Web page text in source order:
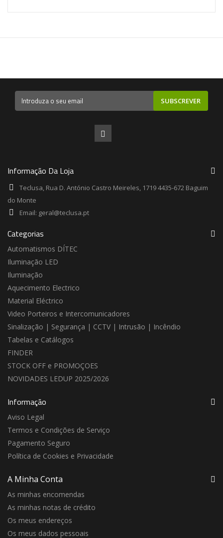
SUBSCREVER
Informação Da Loja
Teclusa, Rua D. António Castro Meireles, 1719 4435-672 Baguim
do Monte
Email: geral@teclusa.pt
Categorias
Automatismos DÍTEC
Iluminação LED
Iluminação
Aquecimento Electrico
Material Eléctrico
Video Porteiros e Intercomunicadores
Sinalização | Segurança | CCTV | Intrusão | Incêndio
Tabelas e Catálogos
FINDER
STOCK OFF e PROMOÇOES
NOVIDADES LEDUP 2025/2026
Informação
Aviso Legal
Termos e Condições de Serviço
Pagamento Seguro
Política de Cookies e Privacidade
A Minha Conta
As minhas encomendas
As minhas notas de crédito
Os meus endereços
Os meus dados pessoais